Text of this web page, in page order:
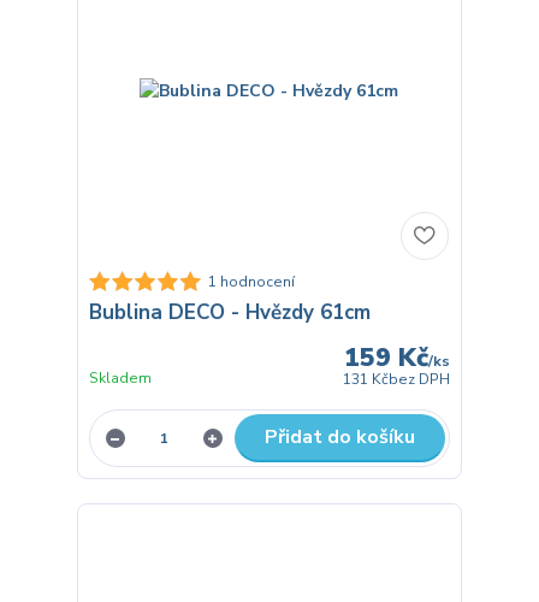
1 hodnocení
Bublina DECO - Hvězdy 61cm
159 Kč/ks
131 Kčbez DPH
Skladem
Přidat do košíku